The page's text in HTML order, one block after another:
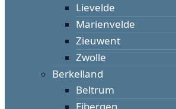
Lievelde
Marienvelde
Zieuwent
Zwolle
Berkelland
Beltrum